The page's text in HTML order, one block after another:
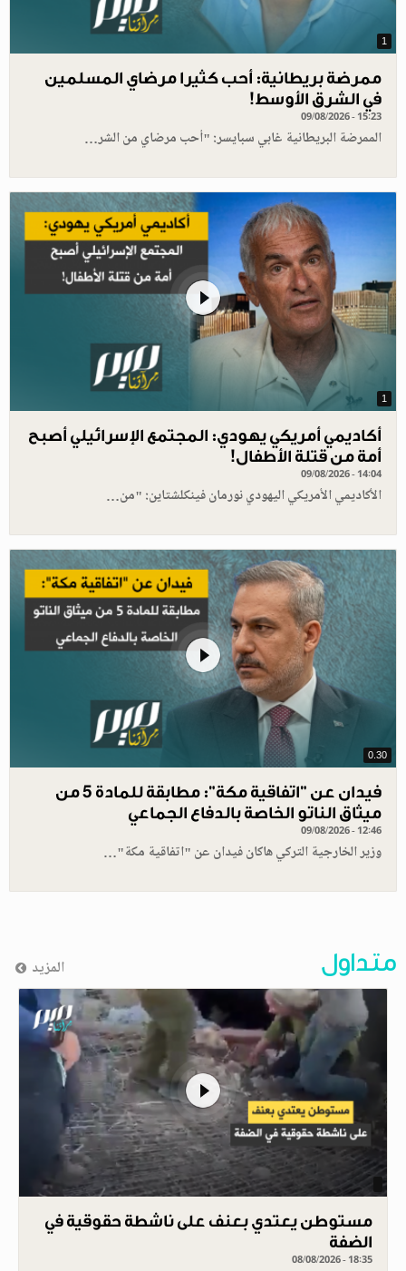
1
ممرضة بريطانية: أحب كثيرا مرضاي المسلمين
في الشرق الأوسط!
09/08/2026 - 15:23
الممرضة البريطانية غابي سبايسر: "أحب مرضاي من الشر…
1
أكاديمي أمريكي يهودي: المجتمع الإسرائيلي أصبح
أمة من قتلة الأطفال!
09/08/2026 - 14:04
الأكاديمي الأمريكي اليهودي نورمان فينكلشتاين: "من…
0.30
فيدان عن "اتفاقية مكة": مطابقة للمادة 5 من
ميثاق الناتو الخاصة بالدفاع الجماعي
09/08/2026 - 12:46
وزير الخارجية التركي هاكان فيدان عن "اتفاقية مكة"…
متداول المزيد
مستوطن يعتدي بعنف على ناشطة حقوقية في
الضفة
08/08/2026 - 18:35